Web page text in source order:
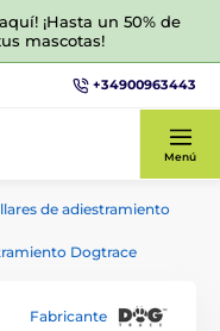
¡Hasta un 50% de
mascotas!
+34900963443
Menú
de adiestramiento
Dogtrace
Fabricante